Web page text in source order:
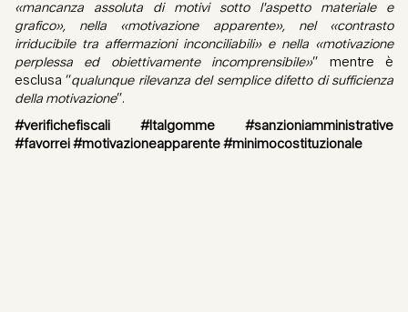
«mancanza assoluta di motivi sotto l'aspetto materiale e
grafico», nella «motivazione apparente», nel «contrasto
irriducibile tra affermazioni inconciliabili» e nella «motivazione
perplessa ed obiettivamente incomprensibile»” mentre è
esclusa “qualunque rilevanza del semplice difetto di sufficienza
della motivazione”.
#verifichefiscali #Italgomme #sanzioniamministrative
#favorrei #motivazioneapparente #minimocostituzionale